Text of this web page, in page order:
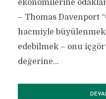
ekonomilerine
– Thomas Davenport
hacmiyle
edebilmek – onu
değerine...